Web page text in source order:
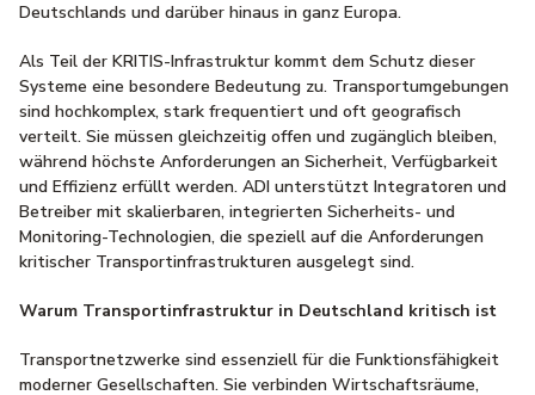
Deutschlands und darüber hinaus in ganz Europa.
Als Teil der KRITIS-Infrastruktur kommt dem Schutz dieser
Systeme eine besondere Bedeutung zu. Transportumgebungen
sind hochkomplex, stark frequentiert und oft geografisch
verteilt. Sie müssen gleichzeitig offen und zugänglich bleiben,
während höchste Anforderungen an Sicherheit, Verfügbarkeit
und Effizienz erfüllt werden. ADI unterstützt Integratoren und
Betreiber mit skalierbaren, integrierten Sicherheits- und
Monitoring-Technologien, die speziell auf die Anforderungen
kritischer Transportinfrastrukturen ausgelegt sind.
Warum Transportinfrastruktur in Deutschland kritisch ist
Transportnetzwerke sind essenziell für die Funktionsfähigkeit
moderner Gesellschaften. Sie verbinden Wirtschaftsräume,